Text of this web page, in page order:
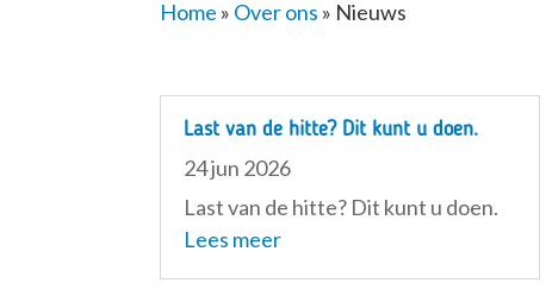
Home » Over ons » Nieuws
Last van de hitte? Dit kunt u doen.
24 jun 2026
Last van de hitte? Dit kunt u doen.
Lees meer